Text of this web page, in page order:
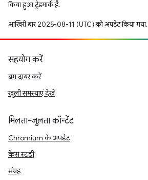
किया हुआ ट्रेडमार्क है.
आखिरी बार 2025-08-11 (UTC) को अपडेट किया गया.
सहयोग करें
बग दायर करें
खुली समस्याएं देखें
मिलता-जुलता कॉन्टेंट
Chromium के अपडेट
केस स्टडी
संग्रह